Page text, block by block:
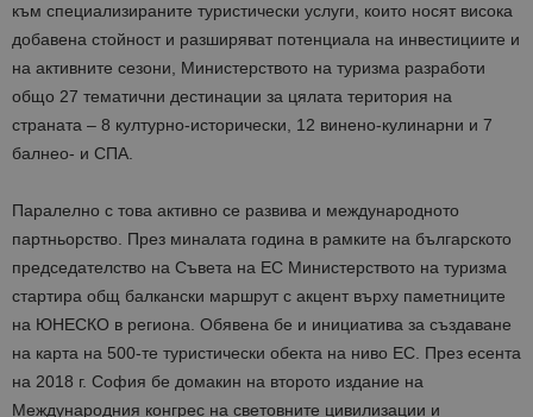
към специализираните туристически услуги, които носят висока
добавена стойност и разширяват потенциала на инвестициите и
на активните сезони, Министерството на туризма разработи
общо 27 тематични дестинации за цялата територия на
страната – 8 културно-исторически, 12 винено-кулинарни и 7
балнео- и СПА.
Паралелно с това активно се развива и международното
партньорство. През миналата година в рамките на българското
председателство на Съвета на ЕС Министерството на туризма
стартира общ балкански маршрут с акцент върху паметниците
на ЮНЕСКО в региона. Обявена бе и инициатива за създаване
на карта на 500-те туристически обекта на ниво ЕС. През есента
на 2018 г. София бе домакин на второто издание на
Международния конгрес на световните цивилизации и